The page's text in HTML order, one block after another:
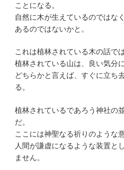
ことになる。
自然に木が生えているのではな
あるのではないかと。
これは植林されている木の話では
植林されている山は、良い気分
どちらかと言えば、すぐに立ち
る。
植林されているであろう神社の
だ。
ここには神聖なる祈りのような
人間が謙虚になるような装置と
ません。